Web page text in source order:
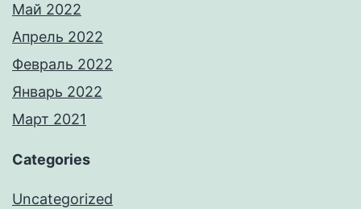
Май 2022
Апрель 2022
Февраль 2022
Январь 2022
Март 2021
Categories
Uncategorized